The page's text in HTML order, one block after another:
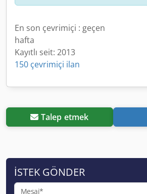
En son çevrimiçi : geçen
hafta
Kayıtlı seit: 2013
150 çevrimiçi ilan
Talep etmek
İSTEK GÖNDER
Mesaj*